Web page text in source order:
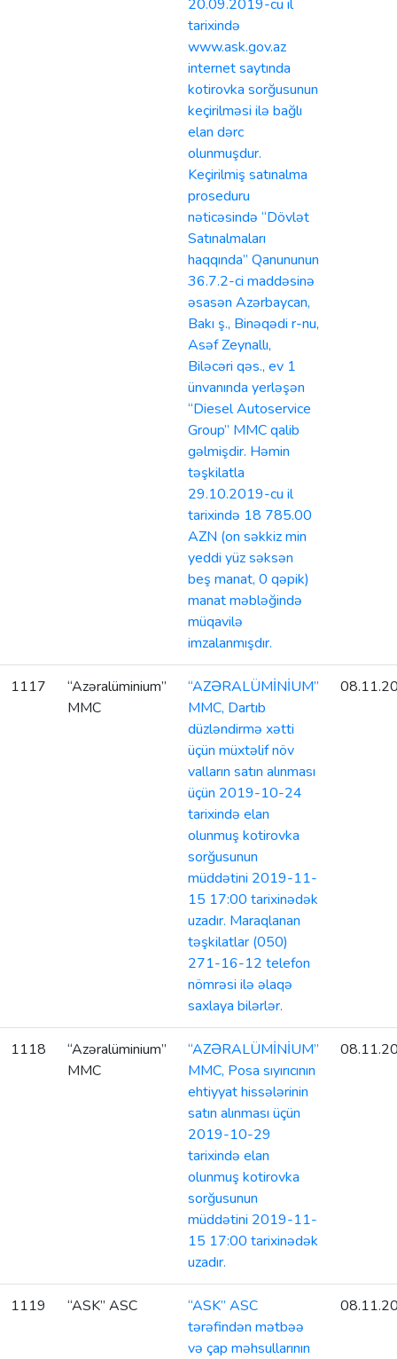
20.09.2019-cu il
tarixində
www.ask.gov.az
internet saytında
kotirovka sorğusunun
keçirilməsi ilə bağlı
elan dərc
olunmuşdur.
Keçirilmiş satınalma
proseduru
nəticəsində “Dövlət
Satınalmaları
haqqında” Qanununun
36.7.2-ci maddəsinə
əsasən Azərbaycan,
Bakı ş., Binəqədi r-nu,
Asəf Zeynallı,
Biləcəri qəs., ev 1
ünvanında yerləşən
“Diesel Autoservice
Group” MMC qalib
gəlmişdir. Həmin
təşkilatla
29.10.2019-cu il
tarixində 18 785.00
AZN (on səkkiz min
yeddi yüz səksən
beş manat, 0 qəpik)
manat məbləğində
müqavilə
imzalanmışdır.
1117
“Azəralüminium”
MMC
“AZƏRALÜMİNİUM”
MMC, Dartıb
düzləndirmə xətti
üçün müxtəlif növ
valların satın alınması
üçün 2019-10-24
tarixində elan
olunmuş kotirovka
sorğusunun
müddətini 2019-11-
15 17:00 tarixinədək
uzadır. Maraqlanan
təşkilatlar (050)
271-16-12 telefon
nömrəsi ilə əlaqə
saxlaya bilərlər.
1118
“Azəralüminium”
MMC
“AZƏRALÜMİNİUM”
MMC, Posa sıyırıcının
ehtiyyat hissələrinin
satın alınması üçün
2019-10-29
tarixində elan
olunmuş kotirovka
sorğusunun
müddətini 2019-11-
15 17:00 tarixinədək
uzadır.
1119 “ASK” ASC
“ASK” ASC
tərəfindən mətbəə
və çap məhsullarının